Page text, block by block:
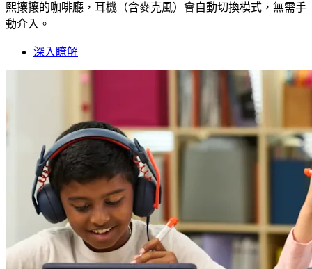
熙攘攘的咖啡廳，耳機（含麥克風）會自動切換模式，無需手
動介入。
深入瞭解